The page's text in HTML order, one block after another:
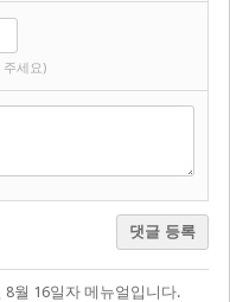
주세요)
댓글 등록
8월 16일자 메뉴얼입니다.